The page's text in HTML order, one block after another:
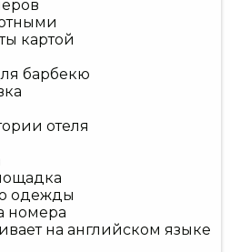
картой
барбекю
отеля
одежды
номера
на английском языке